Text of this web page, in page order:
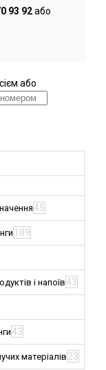
93 92або
або
45
189
і напоїв43
43
матеріалів 23